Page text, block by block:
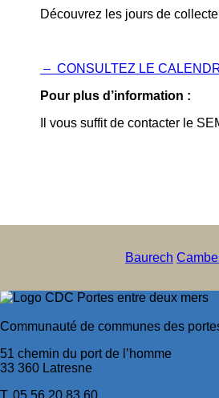
Découvrez les jours de
– CONSULTEZ LE
Pour plus d’information :
Il vous suffit de contacter le
Baurech
Communauté de communes des
51 chemin du port de l’homme
33 360 Latresne
T. 05 56 20 83 60